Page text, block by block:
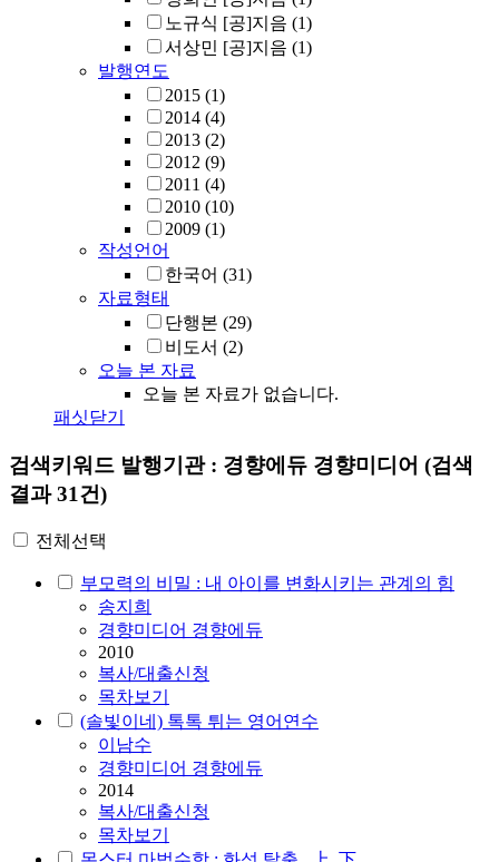
노규식 [공]지음 (1)
서상민 [공]지음 (1)
발행연도
2015 (1)
2014 (4)
2013 (2)
2012 (9)
2011 (4)
2010 (10)
2009 (1)
작성언어
한국어 (31)
자료형태
단행본 (29)
비도서 (2)
오늘 본 자료
오늘 본 자료가 없습니다.
패싯닫기
검색키워드 발행기관 : 경향에듀 경향미디어 (검색
결과 31건)
전체선택
부모력의 비밀 : 내 아이를 변화시키는 관계의 힘
송지희
경향미디어 경향에듀
2010
복사/대출신청
목차보기
(솔빛이네) 톡톡 튀는 영어연수
이남수
경향미디어 경향에듀
2014
복사/대출신청
목차보기